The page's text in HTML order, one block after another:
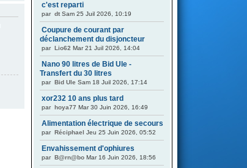
c'est reparti
par dt Sam 25 Juil 2026, 10:19
Coupure de courant par
déclanchement du disjoncteur
par Lio62 Mar 21 Juil 2026, 14:04
Nano 90 litres de Bid Ule -
Transfert du 30 litres
par Bid Ule Sam 18 Juil 2026, 17:14
xor232 10 ans plus tard
par hoya77 Mar 30 Juin 2026, 16:49
Alimentation électrique de secours
par Réciphael Jeu 25 Juin 2026, 05:52
Envahissement d'ophiures
par B@rn@bo Mar 16 Juin 2026, 18:56